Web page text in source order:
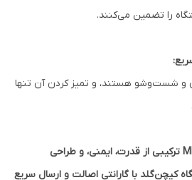
را تضمین می‌کنند.
و شست‌وشو هستند، و تمیز کردن آن تنها
در مجموع، خردکن مایر MR-491 ترکیبی از قدرت، ایمنی، و طراحی
کیچن‌گلد با گارانتی اصالت و ارسال سریع